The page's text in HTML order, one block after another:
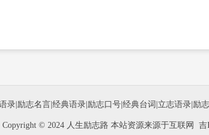
录|励志名言|经典语录|励志口号|经典台词 |立志语录|励
Copyright © 2024 人生励志路 本站资源来源于互联网 吉